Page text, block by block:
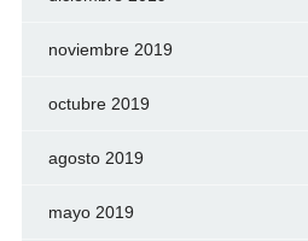
noviembre 2019
octubre 2019
agosto 2019
mayo 2019